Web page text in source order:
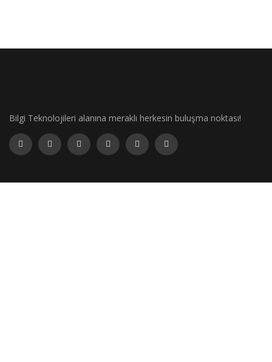
Bilgi Teknolojileri alanına meraklı herkesin buluşma noktası!